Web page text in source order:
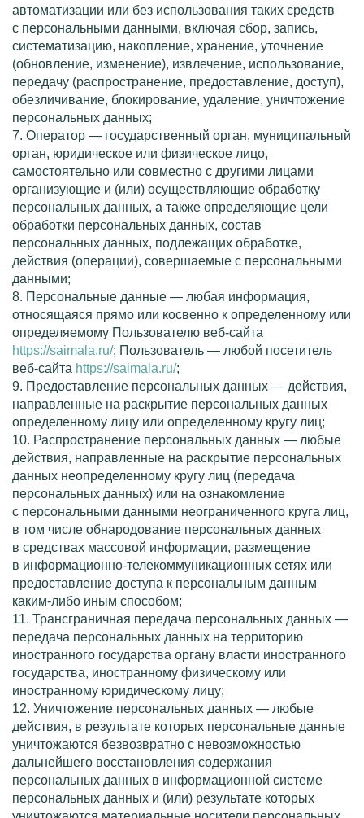
автоматизации или без использования таких средств
с персональными данными, включая сбор, запись,
систематизацию, накопление, хранение, уточнение
(обновление, изменение), извлечение, использование,
передачу (распространение, предоставление, доступ),
обезличивание, блокирование, удаление, уничтожение
персональных данных;
7. Оператор — государственный орган, муниципальный
орган, юридическое или физическое лицо,
самостоятельно или совместно с другими лицами
организующие и (или) осуществляющие обработку
персональных данных, а также определяющие цели
обработки персональных данных, состав
персональных данных, подлежащих обработке,
действия (операции), совершаемые с персональными
данными;
8. Персональные данные — любая информация,
относящаяся прямо или косвенно к определенному или
определяемому Пользователю веб-сайта
https://saimala.ru/; Пользователь — любой посетитель
веб-сайта https://saimala.ru/;
9. Предоставление персональных данных — действия,
направленные на раскрытие персональных данных
определенному лицу или определенному кругу лиц;
10. Распространение персональных данных — любые
действия, направленные на раскрытие персональных
данных неопределенному кругу лиц (передача
персональных данных) или на ознакомление
с персональными данными неограниченного круга лиц,
в том числе обнародование персональных данных
в средствах массовой информации, размещение
в информационно-телекоммуникационных сетях или
предоставление доступа к персональным данным
каким-либо иным способом;
11. Трансграничная передача персональных данных —
передача персональных данных на территорию
иностранного государства органу власти иностранного
государства, иностранному физическому или
иностранному юридическому лицу;
12. Уничтожение персональных данных — любые
действия, в результате которых персональные данные
уничтожаются безвозвратно с невозможностью
дальнейшего восстановления содержания
персональных данных в информационной системе
персональных данных и (или) результате которых